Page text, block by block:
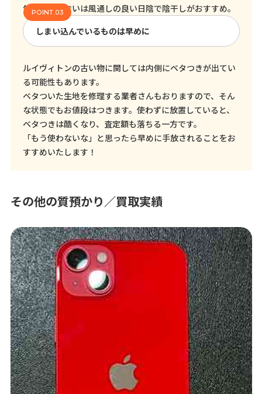
気になるにおいは風通しの良い日陰で陰干しがおすすめ。
しまい込んでいるものは早めに
ルイヴィトンの古い物に関しては内側にベタつきが出てい
る可能性もあります。
ベタついた生地を修理する業者さんもおりますので、そん
な状態でもお値段はつきます。使わずに放置していると、
ベタつきは酷くなり、査定額も落ちる一方です。
「もう使わないな」と思ったら早めに手放されることをお
すすめいたします！
その他の質預かり／買取実績